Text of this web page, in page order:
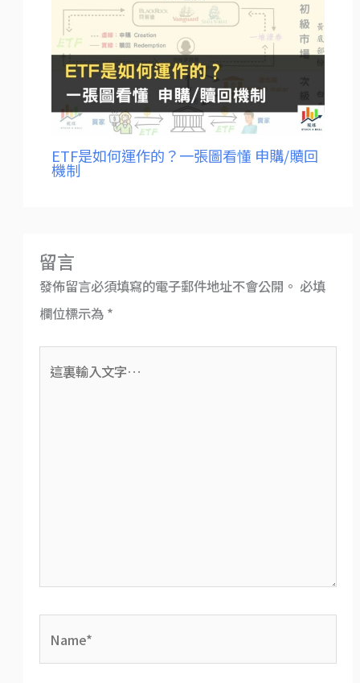
ETF是如何運作的？一張圖看懂 申購/贖回
機制
留言
發佈留言必須填寫的電子郵件地址不會公開。 必填
欄位標示為 *